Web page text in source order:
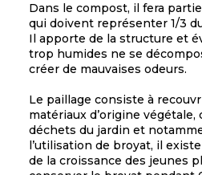
Dans le compost, il fera
qui doivent représenter 1/3
Il apporte de la structure et
trop humides ne se
créer de mauvaises odeurs.
Le paillage consiste à
matériaux d’origine
déchets du jardin et
l’utilisation de broyat, il
de la croissance des jeunes